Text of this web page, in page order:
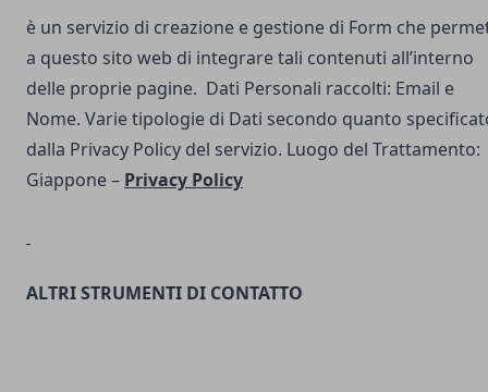
è un servizio di creazione e gestione di Form che
a questo sito web di integrare tali contenuti all’interno
delle proprie pagine. Dati Personali raccolti: Email e
Nome. Varie tipologie di Dati secondo quanto
dalla Privacy Policy del servizio. Luogo del Trattamento:
Giappone – Privacy Policy
ALTRI STRUMENTI DI CONTATTO